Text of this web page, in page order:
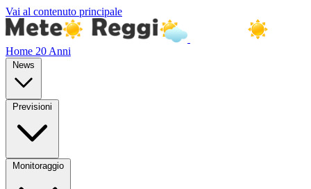
Vai al contenuto principale
Home 20 Anni
News
Previsioni
Monitoraggio